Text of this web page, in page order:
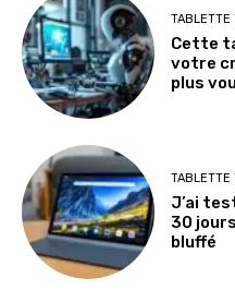
TABLETTE
Cette
votre
plus
TABLETTE
J’ai
30
bluffé